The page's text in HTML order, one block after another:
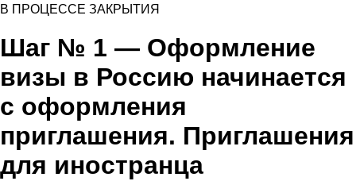
В ПРОЦЕССЕ ЗАКРЫТИЯ
Шаг № 1 — Оформление
визы в Россию начинается
с оформления
приглашения. Приглашения
для иностранца